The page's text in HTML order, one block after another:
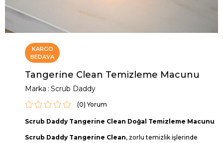
KARGO
BEDAVA
Tangerine Clean Temizleme Macunu
Marka : Scrub Daddy
(0)
Scrub Daddy Tangerine Clean Doğal Temizleme Macunu
Scrub Daddy Tangerine Clean, zorlu temizlik işlerinde